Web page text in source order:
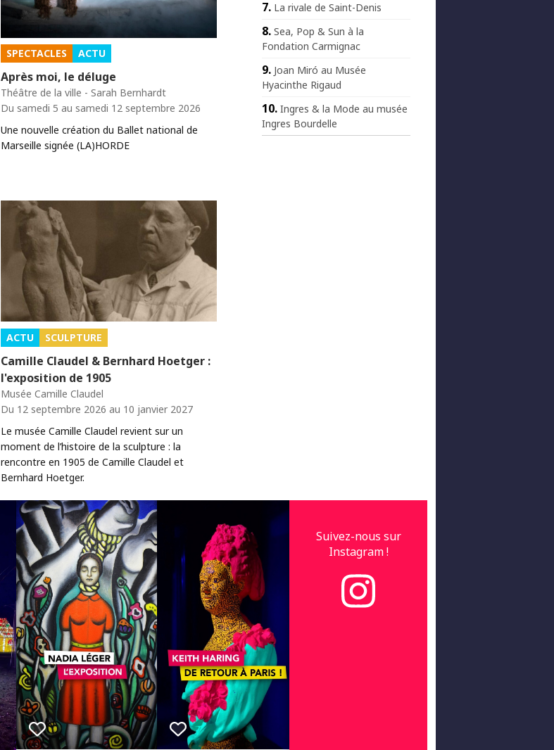
SPECTACLES ACTU
Après moi, le déluge
Théâtre de la ville - Sarah Bernhardt
Du samedi 5 au samedi 12 septembre 2026
Une nouvelle création du Ballet national de
Marseille signée (LA)HORDE
ACTU SCULPTURE
Camille Claudel & Bernhard Hoetger :
l'exposition de 1905
Musée Camille Claudel
Du 12 septembre 2026 au 10 janvier 2027
Le musée Camille Claudel revient sur un
moment de l’histoire de la sculpture : la
rencontre en 1905 de Camille Claudel et
Bernhard Hoetger.
La rivale de Saint-Denis
Sea, Pop & Sun à la
Fondation Carmignac
Joan Miró au Musée
Hyacinthe Rigaud
Ingres & la Mode au musée
Ingres Bourdelle
Suivez-nous sur
Instagram !